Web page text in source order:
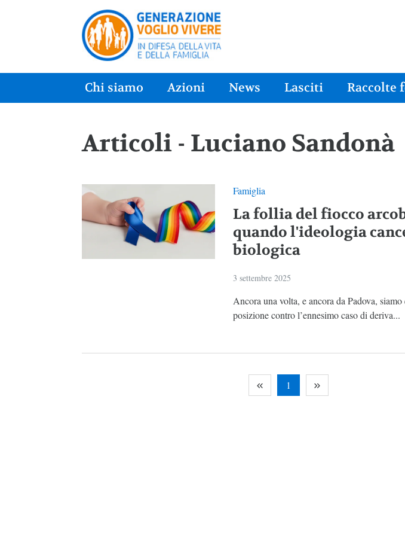
Chi siamo Azioni News Lasciti Raccolte
Articoli - Luciano Sandonà
Famiglia
La follia del fiocco
quando l'ideologia
biologica
3 settembre 2025
Ancora una volta, e ancora da Padova,
posizione contro l’ennesimo caso di deriva...
1